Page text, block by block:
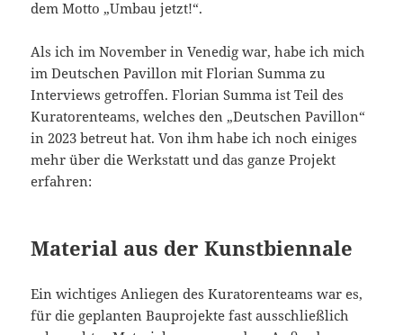
dem Motto „Umbau jetzt!“.
Als ich im November in Venedig war, habe ich mich
im Deutschen Pavillon mit Florian Summa zu
Interviews getroffen. Florian Summa ist Teil des
Kuratorenteams, welches den „Deutschen Pavillon“
in 2023 betreut hat. Von ihm habe ich noch einiges
mehr über die Werkstatt und das ganze Projekt
erfahren:
Material aus der Kunstbiennale
Ein wichtiges Anliegen des Kuratorenteams war es,
für die geplanten Bauprojekte fast ausschließlich